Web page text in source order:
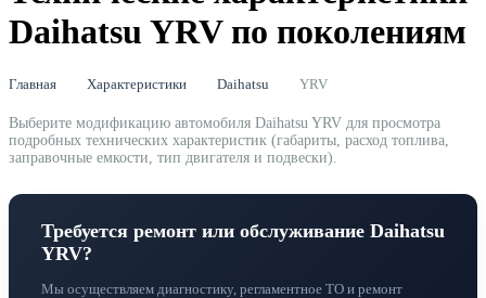
Daihatsu YRV по поколениям
Главная Характеристики Daihatsu YRV
Выберите модификацию автомобиля Daihatsu YRV для просмотра
подробных технических характеристик (габариты, расход топлива,
заправочные емкости, тип двигателя и подвески).
Требуется ремонт или обслуживание Daihatsu
YRV?
Мы осуществляем диагностику, регламентное ТО и ремонт